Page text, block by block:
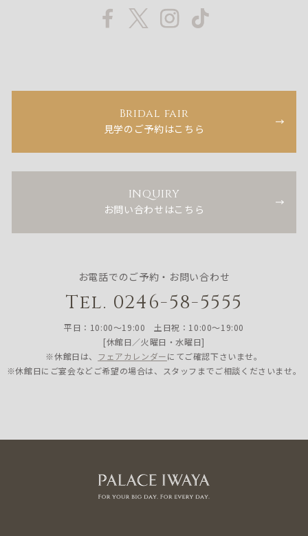
Bridal fair
見学のご予約はこちら
INQUIRY
お問い合わせはこちら
お電話でのご予約・お問い合わせ
Tel. 0246-58-5555
平日：10:00〜19:00 土日祝：10:00〜19:00
[休館日／火曜日・水曜日]
※休館日は、 フェアカレンダーにてご確認下さいませ。
※休館日にご宴会などご希望の場合は、スタッフまでご相談くださいませ。